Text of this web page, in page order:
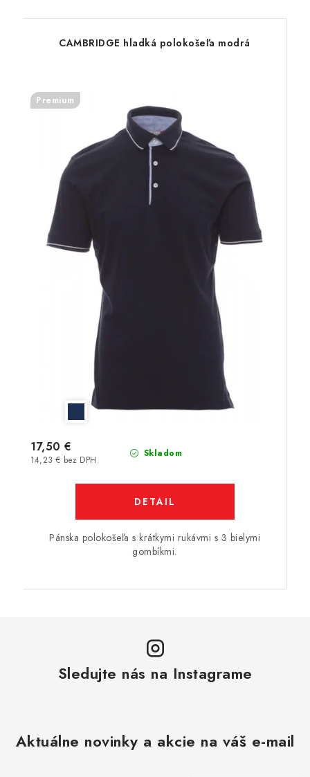
CAMBRIDGE hladká polokošeľa modrá
Premium
Skladom
14,23 € bez DPH
17,50 €
DETAIL
Pánska polokošeľa s krátkymi rukávmi s 3 bielymi
gombíkmi.
Sledujte nás na Instagrame
Aktuálne novinky a akcie na váš e-mail